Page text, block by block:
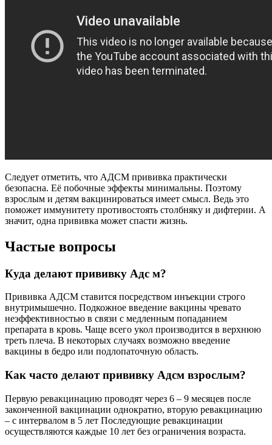
Следует отметить, что АДСМ прививка практически
безопасна. Её побочные эффекты минимальны. Поэтому
взрослым и детям вакцинироваться имеет смысл. Ведь это
поможет иммунитету противостоять столбняку и дифтерии. А
значит, одна прививка может спасти жизнь.
Частые вопросы
Куда делают прививку Адс м?
Прививка АДСМ ставится посредством инъекции строго
внутримышечно. Подкожное введение вакцины чревато
неэффективностью в связи с медленным попаданием
препарата в кровь. Чаще всего укол производится в верхнюю
треть плеча. В некоторых случаях возможно введение
вакцины в бедро или подлопаточную область.
Как часто делают прививку Адсм взрослым?
Первую ревакцинацию проводят через 6 – 9 месяцев после
законченной вакцинации однократно, вторую ревакцинацию
– с интервалом в 5 лет Последующие ревакцинации
осуществляются каждые 10 лет без ограничения возраста.